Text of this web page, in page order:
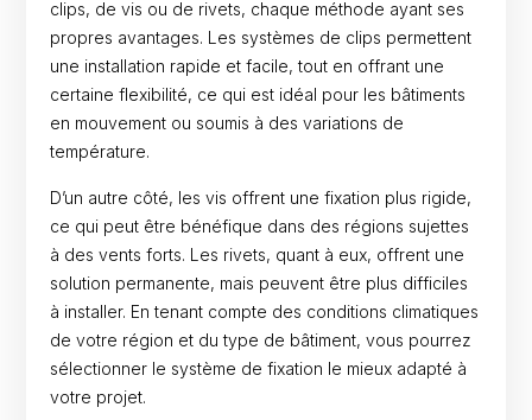
clips, de vis ou de rivets, chaque méthode ayant ses
propres avantages. Les systèmes de clips permettent
une installation rapide et facile, tout en offrant une
certaine flexibilité, ce qui est idéal pour les bâtiments
en mouvement ou soumis à des variations de
température.
D’un autre côté, les vis offrent une fixation plus rigide,
ce qui peut être bénéfique dans des régions sujettes
à des vents forts. Les rivets, quant à eux, offrent une
solution permanente, mais peuvent être plus difficiles
à installer. En tenant compte des conditions climatiques
de votre région et du type de bâtiment, vous pourrez
sélectionner le système de fixation le mieux adapté à
votre projet.